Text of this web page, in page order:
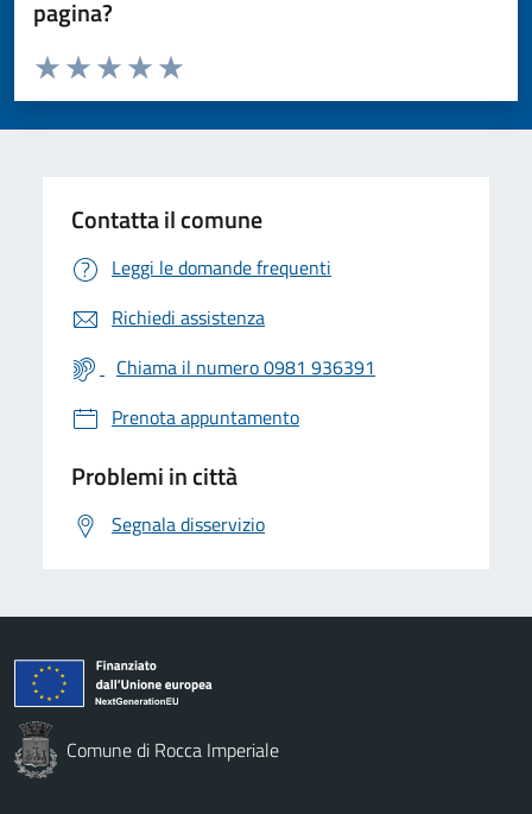
pagina?
Valuta da 1 a 5 stelle la pagina
Valuta 5 stelle su 5
Valuta 4 stelle su 5
Valuta 3 stelle su 5
Valuta 2 stelle su 5
Valuta 1 stelle su 5
Contatta il comune
Leggi le domande frequenti
Richiedi assistenza
Chiama il numero 0981 936391
Prenota appuntamento
Problemi in città
Segnala disservizio
Comune di Rocca Imperiale